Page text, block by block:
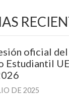
oficial del
Estudiantil
DE 2025